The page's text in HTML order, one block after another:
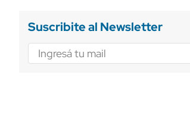
Suscribite al Newsletter